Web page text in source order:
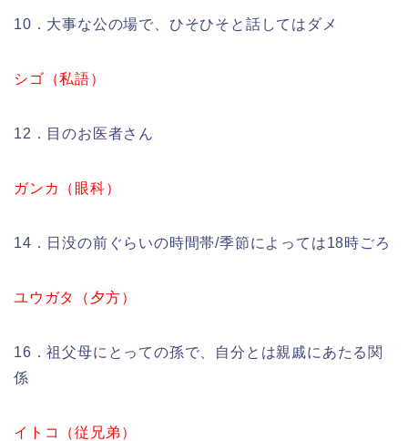
10．大事な公の場で、ひそひそと話してはダメ
シゴ（私語）
12．目のお医者さん
ガンカ（眼科）
14．日没の前ぐらいの時間帯/季節によっては18時ごろ
ユウガタ（夕方）
16．祖父母にとっての孫で、自分とは親戚にあたる関
係
イトコ（従兄弟）